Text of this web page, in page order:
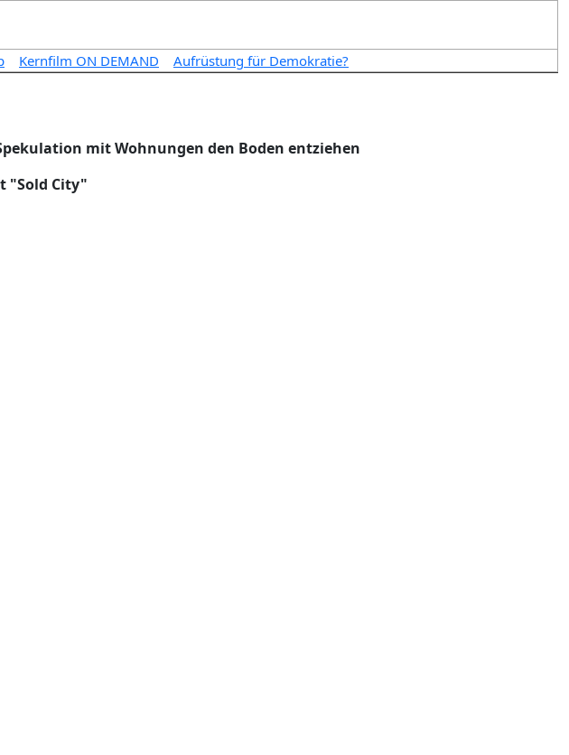
Kernfilm ON DEMAND Aufrüstung für Demokratie?
mit Wohnungen den Boden entziehen
"Sold City"